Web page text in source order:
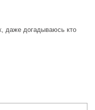
даже догадываюсь кто